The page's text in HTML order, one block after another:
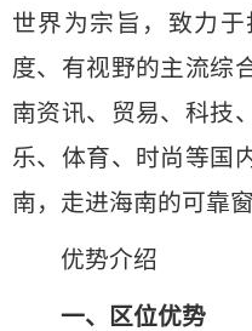
世界为宗旨，致力
度、有视野的主流综
南资讯、贸易、科技
乐、体育、时尚等国
南，走进海南的可靠
优势介绍
一、区位优势